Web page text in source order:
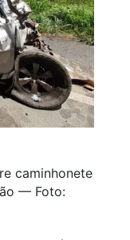
caminhonete
— Foto: